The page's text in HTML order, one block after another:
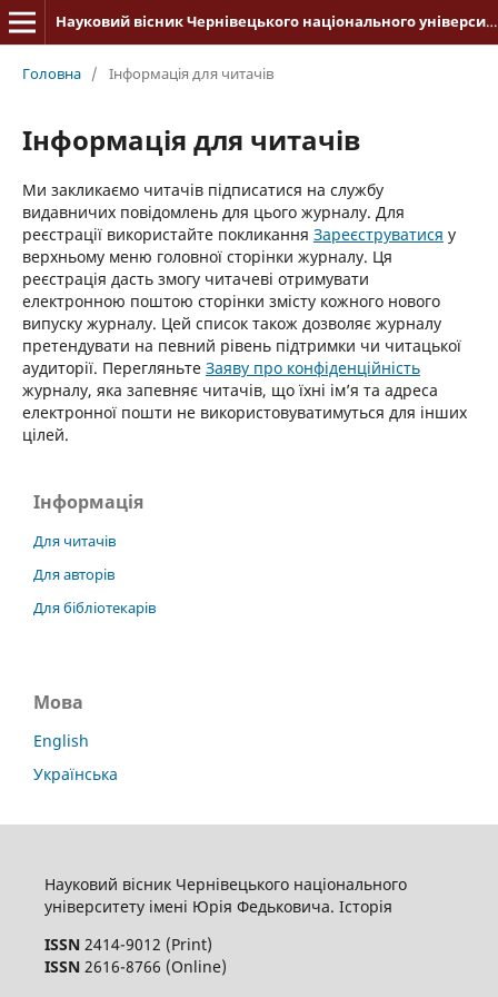
Науковий вісник Чернівецького національного університету імені Юрія Федьковича. Історія
Головна / Інформація для читачів
Інформація для читачів
Ми закликаємо читачів підписатися на службу
видавничих повідомлень для цього журналу. Для
реєстрації використайте покликання Зареєструватися у
верхньому меню головної сторінки журналу. Ця
реєстрація дасть змогу читачеві отримувати
електронною поштою сторінки змісту кожного нового
випуску журналу. Цей список також дозволяє журналу
претендувати на певний рівень підтримки чи читацької
аудиторії. Перегляньте Заяву про конфіденційність
журналу, яка запевняє читачів, що їхні ім’я та адреса
електронної пошти не використовуватимуться для інших
цілей.
Інформація
Для читачів
Для авторів
Для бібліотекарів
Мова
English
Українська
Науковий вісник Чернівецького національного
університету імені Юрія Федьковича. Історія
ISSN2414-9012 (Print)
ISSN2616-8766 (Online)